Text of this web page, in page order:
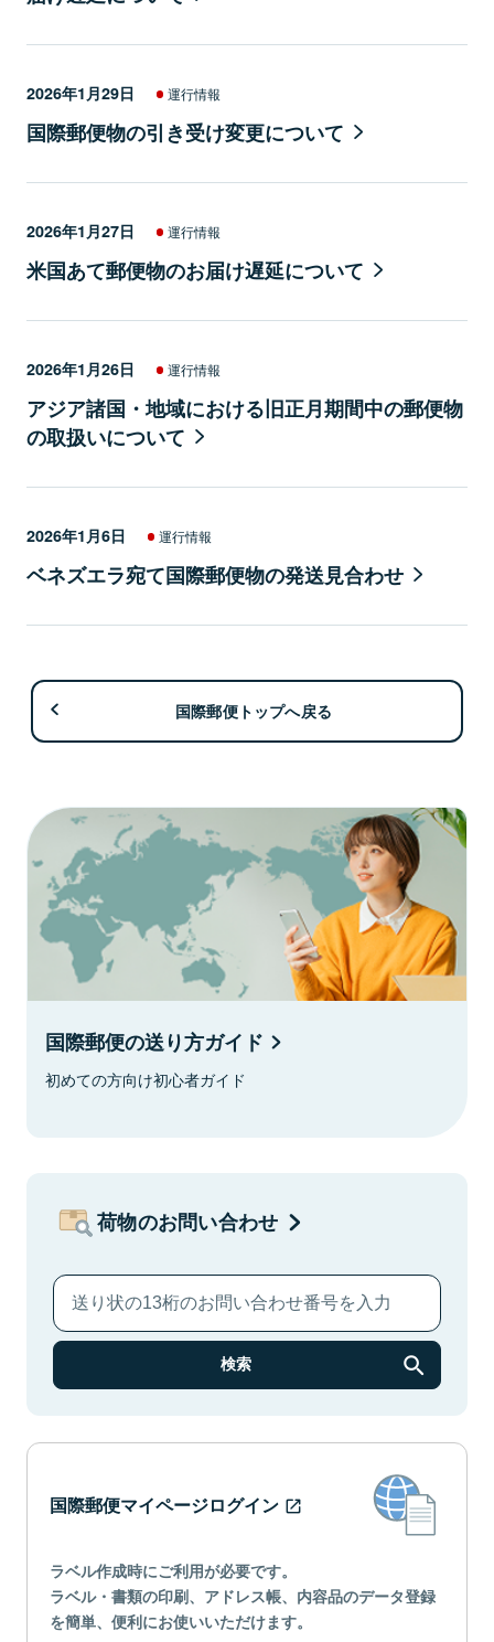
2026年1月29日 運行情報
国際郵便物の引き受け変更について
2026年1月27日 運行情報
米国あて郵便物のお届け遅延について
2026年1月26日 運行情報
アジア諸国・地域における旧正月期間中の郵便物
の取扱いについて
2026年1月6日 運行情報
ベネズエラ宛て国際郵便物の発送見合わせ
国際郵便トップへ戻る
国際郵便の送り方ガイド
初めての方向け初心者ガイド
荷物のお問い合わせ
検索
国際郵便マイページログイン
ラベル作成時にご利用が必要です。
ラベル・書類の印刷、アドレス帳、内容品のデータ登録
を簡単、便利にお使いいただけます。